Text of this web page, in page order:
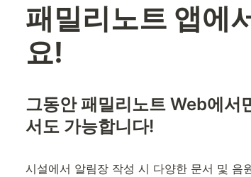
패밀리노트 앱에
요!
그동안 패밀리노트 Web에서
서도 가능합니다!
시설에서 알림장 작성 시 다양한 문서 및 음